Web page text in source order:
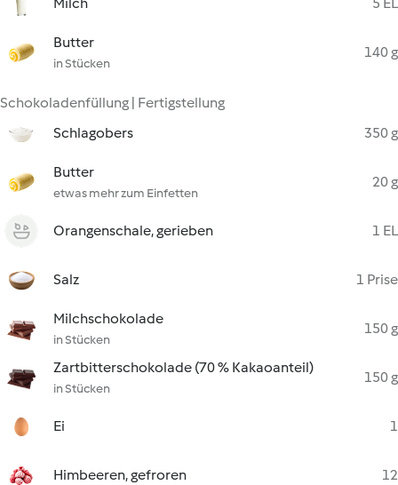
Butter
in Stücken
140 g
Schokoladenfüllung | Fertigstellung
Schlagobers
350 g
Butter
etwas mehr zum Einfetten
20 g
Orangenschale, gerieben 1 EL
Salz 1 Prise
Milchschokolade
in Stücken
150 g
Zartbitterschokolade (70 % Kakaoanteil)
in Stücken
150 g
Ei 1
Himbeeren, gefroren 12